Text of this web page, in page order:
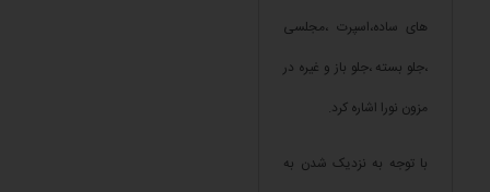
های ساده،اسپرت ،مجلسی
،جلو بسته ،جلو باز و غیره در
مزون نورا اشاره کرد.
با توجه به نزدیک شدن به